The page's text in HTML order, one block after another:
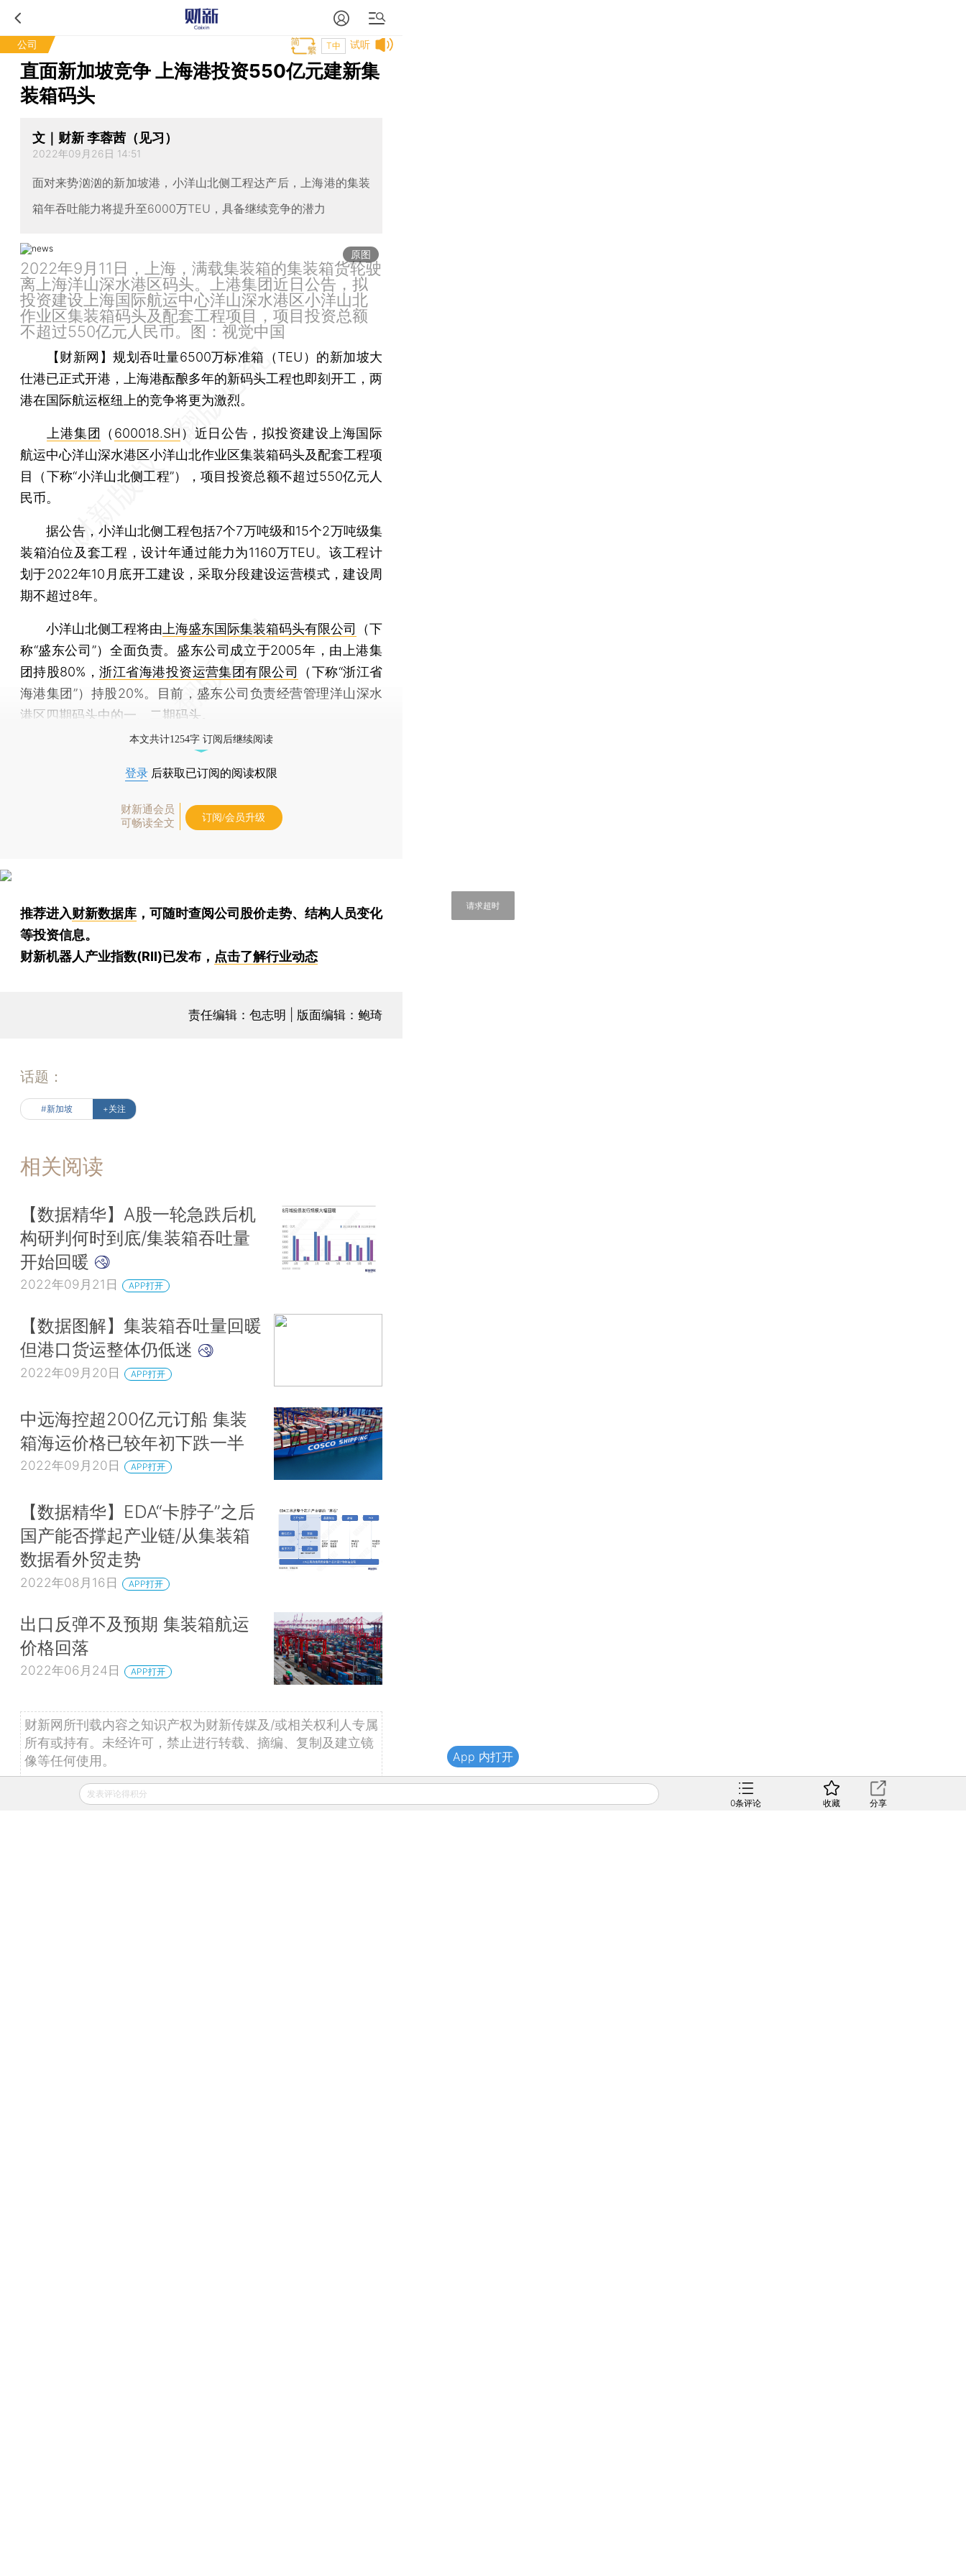
公司 试听
T中
直面新加坡竞争 上海港投资550亿元建新集
装箱码头
文｜财新 李蓉茜（见习）
2022年09月26日 14:51
面对来势汹汹的新加坡港，小洋山北侧工程达产后，上海港的集装
箱年吞吐能力将提升至6000万TEU，具备继续竞争的潜力
原图
2022年9月11日，上海，满载集装箱的集装箱货轮驶
离上海洋山深水港区码头。上港集团近日公告，拟
投资建设上海国际航运中心洋山深水港区小洋山北
作业区集装箱码头及配套工程项目，项目投资总额
不超过550亿元人民币。图：视觉中国
【财新网】规划吞吐量6500万标准箱（TEU）的新加坡大
仕港已正式开港，上海港酝酿多年的新码头工程也即刻开工，两
港在国际航运枢纽上的竞争将更为激烈。
上港集团 （ 600018.SH ）近日公告，拟投资建设上海国际
航运中心洋山深水港区小洋山北作业区集装箱码头及配套工程项
目（下称“小洋山北侧工程”），项目投资总额不超过550亿元人
民币。
据公告，小洋山北侧工程包括7个7万吨级和15个2万吨级集
装箱泊位及套工程，设计年通过能力为1160万TEU。该工程计
划于2022年10月底开工建设，采取分段建设运营模式，建设周
期不超过8年。
小洋山北侧工程将由 上海盛东国际集装箱码头有限公司
（下
称“盛东公司”）全面负责。盛东公司成立于2005年，由上港集
团持股80%，浙江省海港投资运营集团有限公司
（下称“浙江省
海港集团”）持股20%。目前，盛东公司负责经营管理洋山深水
港区四期码头中的一、二期码头。
本文共计1254字 订阅后继续阅读
登录 后获取已订阅的阅读权限
财新通会员
可畅读全文
订阅/会员升级
推荐进入财新数据库 ，可随时查阅公司股价走势、结构人员变化
等投资信息。
财新机器人产业指数(RII)已发布， 点击了解行业动态
责任编辑：包志明 | 版面编辑：鲍琦
话题：
#新加坡 +关注
相关阅读
【数据精华】A股一轮急跌后机
构研判何时到底/集装箱吞吐量
开始回暖
2022年09月21日 APP打开
【数据图解】集装箱吞吐量回暖
但港口货运整体仍低迷
2022年09月20日 APP打开
中远海控超200亿元订船 集装
箱海运价格已较年初下跌一半
2022年09月20日 APP打开
【数据精华】EDA“卡脖子”之后
国产能否撑起产业链/从集装箱
数据看外贸走势
2022年08月16日 APP打开
出口反弹不及预期 集装箱航运
价格回落
2022年06月24日 APP打开
财新网所刊载内容之知识产权为财新传媒及/或相关权利人专属
所有或持有。未经许可，禁止进行转载、摘编、复制及建立镜
像等任何使用。
如有意愿转载，请发邮件至hello@caixin.com，获得书面确认
及授权后，方可转载。
发表评论得积分
0条评论 收藏 分享
App 内打开
请求超时